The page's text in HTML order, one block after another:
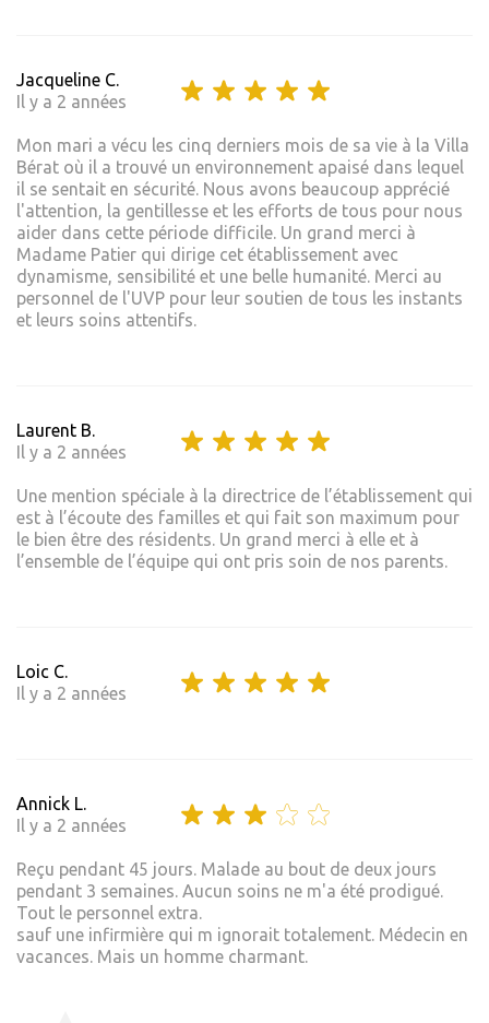
Jacqueline C.
Il y a 2 années
Mon mari a vécu les cinq derniers mois de sa vie à la Villa
Bérat où il a trouvé un environnement apaisé dans lequel
il se sentait en sécurité. Nous avons beaucoup apprécié
l'attention, la gentillesse et les efforts de tous pour nous
aider dans cette période difficile. Un grand merci à
Madame Patier qui dirige cet établissement avec
dynamisme, sensibilité et une belle humanité. Merci au
personnel de l'UVP pour leur soutien de tous les instants
et leurs soins attentifs.
Laurent B.
Il y a 2 années
Une mention spéciale à la directrice de l’établissement qui
est à l’écoute des familles et qui fait son maximum pour
le bien être des résidents. Un grand merci à elle et à
l’ensemble de l’équipe qui ont pris soin de nos parents.
Loic C.
Il y a 2 années
Annick L.
Il y a 2 années
Reçu pendant 45 jours. Malade au bout de deux jours
pendant 3 semaines. Aucun soins ne m'a été prodigué.
Tout le personnel extra.
sauf une infirmière qui m ignorait totalement. Médecin en
vacances. Mais un homme charmant.